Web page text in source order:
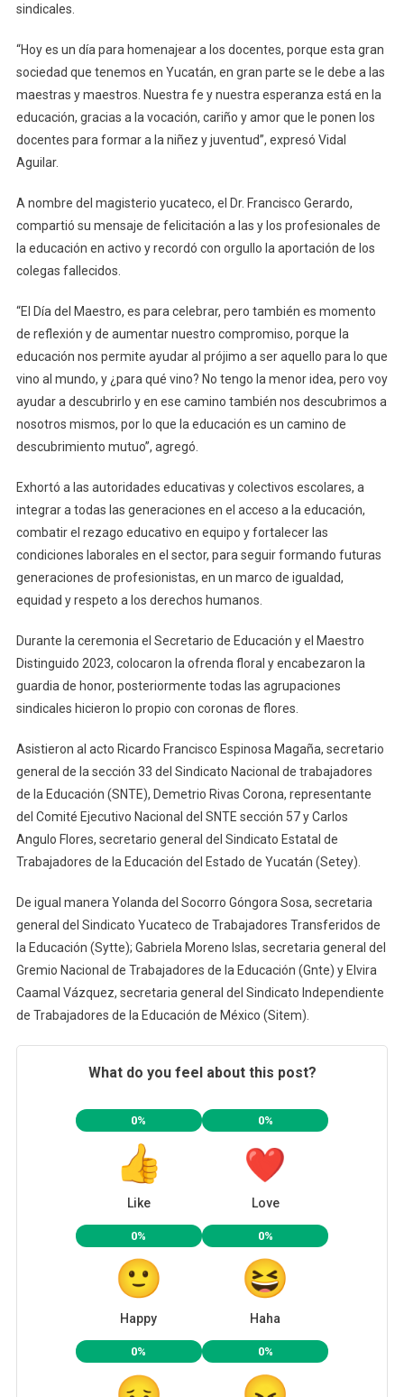
sindicales.
“Hoy es un día para homenajear a los docentes, porque esta gran
sociedad que tenemos en Yucatán, en gran parte se le debe a las
maestras y maestros. Nuestra fe y nuestra esperanza está en la
educación, gracias a la vocación, cariño y amor que le ponen los
docentes para formar a la niñez y juventud”, expresó Vidal
Aguilar.
A nombre del magisterio yucateco, el Dr. Francisco Gerardo,
compartió su mensaje de felicitación a las y los profesionales de
la educación en activo y recordó con orgullo la aportación de los
colegas fallecidos.
“El Día del Maestro, es para celebrar, pero también es momento
de reflexión y de aumentar nuestro compromiso, porque la
educación nos permite ayudar al prójimo a ser aquello para lo que
vino al mundo, y ¿para qué vino? No tengo la menor idea, pero voy
ayudar a descubrirlo y en ese camino también nos descubrimos a
nosotros mismos, por lo que la educación es un camino de
descubrimiento mutuo”, agregó.
Exhortó a las autoridades educativas y colectivos escolares, a
integrar a todas las generaciones en el acceso a la educación,
combatir el rezago educativo en equipo y fortalecer las
condiciones laborales en el sector, para seguir formando futuras
generaciones de profesionistas, en un marco de igualdad,
equidad y respeto a los derechos humanos.
Durante la ceremonia el Secretario de Educación y el Maestro
Distinguido 2023, colocaron la ofrenda floral y encabezaron la
guardia de honor, posteriormente todas las agrupaciones
sindicales hicieron lo propio con coronas de flores.
Asistieron al acto Ricardo Francisco Espinosa Magaña, secretario
general de la sección 33 del Sindicato Nacional de trabajadores
de la Educación (SNTE), Demetrio Rivas Corona, representante
del Comité Ejecutivo Nacional del SNTE sección 57 y Carlos
Angulo Flores, secretario general del Sindicato Estatal de
Trabajadores de la Educación del Estado de Yucatán (Setey).
De igual manera Yolanda del Socorro Góngora Sosa, secretaria
general del Sindicato Yucateco de Trabajadores Transferidos de
la Educación (Sytte); Gabriela Moreno Islas, secretaria general del
Gremio Nacional de Trabajadores de la Educación (Gnte) y Elvira
Caamal Vázquez, secretaria general del Sindicato Independiente
de Trabajadores de la Educación de México (Sitem).
What do you feel about this post?
0%
Like
0%
Love
0%
Happy
0%
Haha
0% 0%